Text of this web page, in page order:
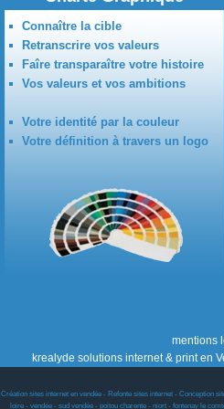
Connaître la cible
Retranscrire vos valeurs
Faîre transparaître votre histoire
Vos valeurs et vos ambitions
Votre identité par la couleur
Votre définition à travers un logo
mentions
krealyde solutions internet & print en
Création sites internet en vendée - Refonte sites internet - Conception
loire - vendée - sud vendée - poitou charente - niort - fontenay le